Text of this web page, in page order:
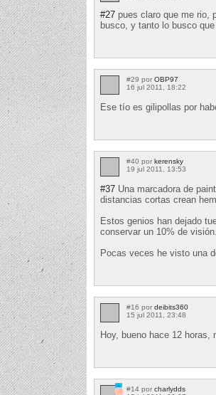
#27 pues claro que me rio,
busco, y tanto lo busco
#29 por OBP97
16 jul 2011, 18:22
Ese tío es gilipollas por
#40 por kerensky
19 jul 2011, 13:53
#37 Una marcadora de
distancias cortas crean
Estos genios han dejado
conservar un 10% de
Pocas veces he visto una
#16 por deibits360
15 jul 2011, 23:48
Hoy, bueno hace 12
#14 por charlydds